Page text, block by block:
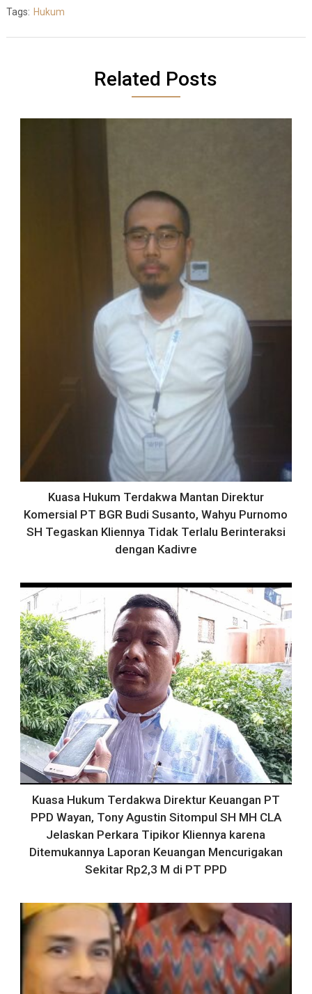
Tags: Hukum
Related Posts
Kuasa Hukum Terdakwa Mantan Direktur
Komersial PT BGR Budi Susanto, Wahyu Purnomo
SH Tegaskan Kliennya Tidak Terlalu Berinteraksi
dengan Kadivre
Kuasa Hukum Terdakwa Direktur Keuangan PT
PPD Wayan, Tony Agustin Sitompul SH MH CLA
Jelaskan Perkara Tipikor Kliennya karena
Ditemukannya Laporan Keuangan Mencurigakan
Sekitar Rp2,3 M di PT PPD